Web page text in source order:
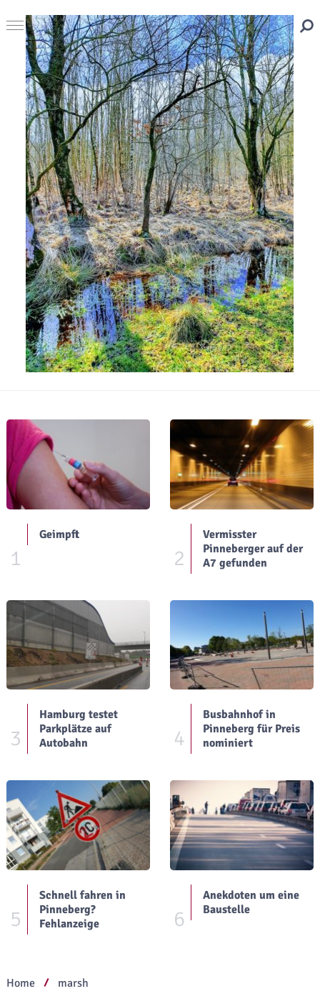
1
Geimpft
2
Vermisster
Pinneberger auf der
A7 gefunden
3
Hamburg testet
Parkplätze auf
Autobahn
4
Busbahnhof in
Pinneberg für Preis
nominiert
5
Schnell fahren in
Pinneberg?
Fehlanzeige
6
Anekdoten um eine
Baustelle
Home marsh